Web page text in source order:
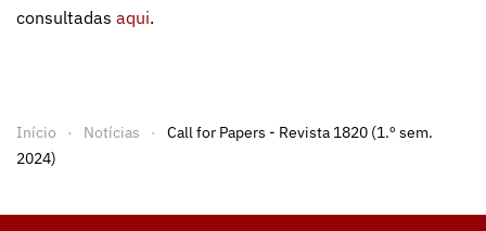
consultadas aqui.
Início Notícias
Call for Papers - Revista 1820 (1.º sem.
2024)